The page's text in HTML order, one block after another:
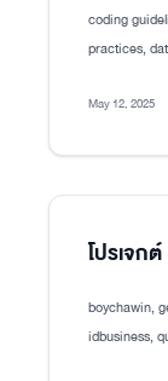
coding
practices,
May 12, 2025
โปรเจก
boychawin,
idbusiness,